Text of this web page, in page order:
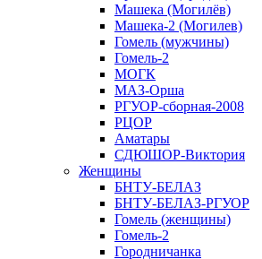
Машека (Могилёв)
Машека-2 (Могилев)
Гомель (мужчины)
Гомель-2
МОГК
МАЗ-Орша
РГУОР-сборная-2008
РЦОР
Аматары
СДЮШОР-Виктория
Женщины
БНТУ-БЕЛАЗ
БНТУ-БЕЛАЗ-РГУОР
Гомель (женщины)
Гомель-2
Городничанка